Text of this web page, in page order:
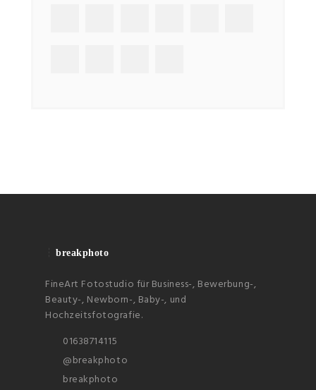
breakphoto
FineArt Fotostudio für Business-, Bewerbung-,
Beauty-, Newborn-, Baby-, und
Hochzeitsfotografie.
01638714115
@breakphoto
breakphoto